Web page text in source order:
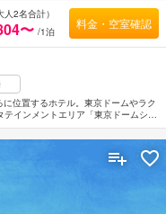
位置するホテル。東京ドームやラク
インメントエリア「東京ドームシテ
側のパレスビューと北側のパークビ
ーフとして取り入れた部屋やスポー
などさまざま。羽田空港から車で約50
2名合計）
〜 /1泊
料金・空室確認